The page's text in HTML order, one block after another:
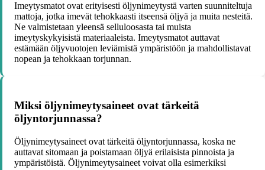
Imeytysmatot ovat erityisesti öljynimeytystä varten suunniteltuja
mattoja, jotka imevät tehokkaasti itseensä öljyä ja muita nesteitä.
Ne valmistetaan yleensä selluloosasta tai muista
imeytyskykyisistä materiaaleista. Imeytysmatot auttavat
estämään öljyvuotojen leviämistä ympäristöön ja mahdollistavat
nopean ja tehokkaan torjunnan.
Miksi öljynimeytysaineet ovat tärkeitä
öljyntorjunnassa?
Öljynimeytysaineet ovat tärkeitä öljyntorjunnassa, koska ne
auttavat sitomaan ja poistamaan öljyä erilaisista pinnoista ja
ympäristöistä. Öljynimeytysaineet voivat olla esimerkiksi